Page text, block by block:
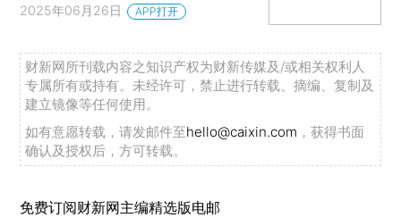
2025年06月26日 APP打开
财新网所刊载内容之知识产权为财新传媒及/或相关权利人
专属所有或持有。未经许可，禁止进行转载、摘编、复制及
建立镜像等任何使用。
如有意愿转载，请发邮件至hello@caixin.com ，获得书面
确认及授权后，方可转载。
免费订阅财新网主编精选版电邮